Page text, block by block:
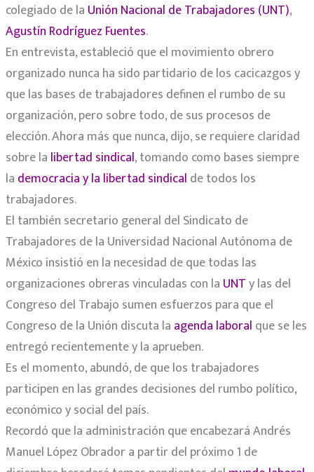
colegiado de la Unión Nacional de Trabajadores (UNT),
Agustín Rodríguez Fuentes.
En entrevista, estableció que el movimiento obrero
organizado nunca ha sido partidario de los cacicazgos y
que las bases de trabajadores definen el rumbo de su
organización, pero sobre todo, de sus procesos de
elección. Ahora más que nunca, dijo, se requiere claridad
sobre la libertad sindical, tomando como bases siempre
la democracia y la libertad sindical de todos los
trabajadores.
El también secretario general del Sindicato de
Trabajadores de la Universidad Nacional Autónoma de
México insistió en la necesidad de que todas las
organizaciones obreras vinculadas con la UNTy las del
Congreso del Trabajo sumen esfuerzos para que el
Congreso de la Unión discuta la agenda laboral que se les
entregó recientemente y la aprueben.
Es el momento, abundó, de que los trabajadores
participen en las grandes decisiones del rumbo político,
económico y social del país.
Recordó que la administración que encabezará Andrés
Manuel López Obrador a partir del próximo 1 de